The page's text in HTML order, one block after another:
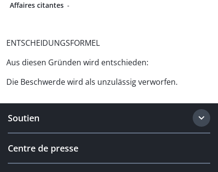
Affaires citantes -
ENTSCHEIDUNGSFORMEL
Aus diesen Gründen wird entschieden:
Die Beschwerde wird als unzulässig verworfen.
Soutien
Centre de presse